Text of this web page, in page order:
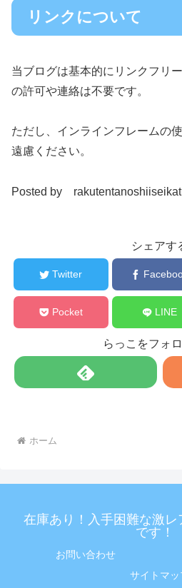
リンクについて
当ブログは基本的にリンクフリ
の許可や連絡は不要です。
ただし、インラインフレームの
遠慮ください。
Posted by
シェアす
Twitter
Pocket LINE
らっこをフォ
ホーム
在庫あり！入手困難な激
です！
お問い合わせ
サイトマッ